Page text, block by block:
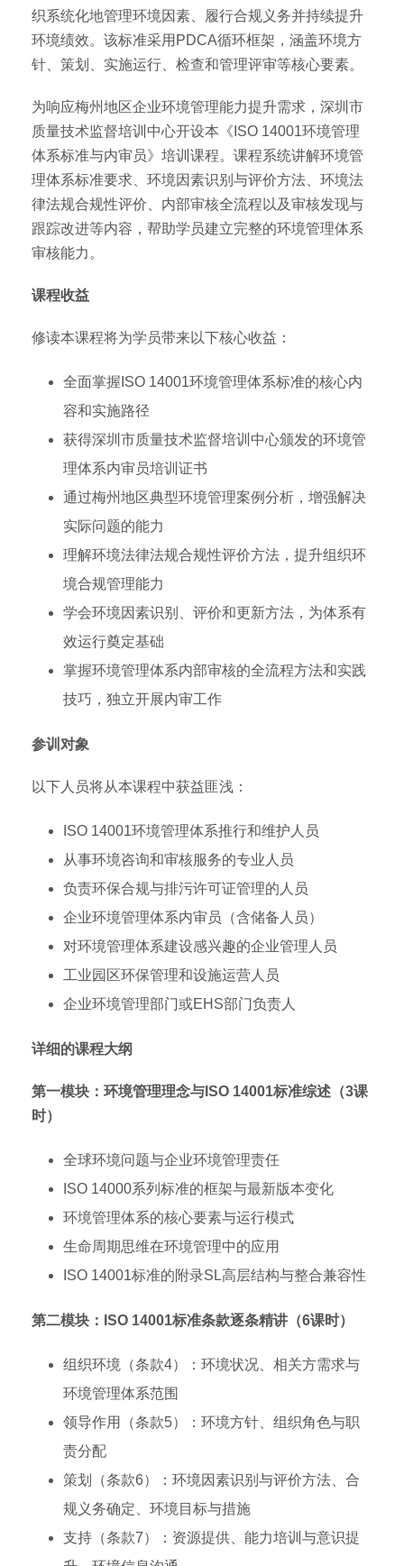
织系统化地管理环境因素、履行合规义务并持续提升
环境绩效。该标准采用PDCA循环框架，涵盖环境方
针、策划、实施运行、检查和管理评审等核心要素。
为响应梅州地区企业环境管理能力提升需求，深圳市
质量技术监督培训中心开设本《ISO 14001环境管理
体系标准与内审员》培训课程。课程系统讲解环境管
理体系标准要求、环境因素识别与评价方法、环境法
律法规合规性评价、内部审核全流程以及审核发现与
跟踪改进等内容，帮助学员建立完整的环境管理体系
审核能力。
课程收益
修读本课程将为学员带来以下核心收益：
全面掌握ISO 14001环境管理体系标准的核心内
容和实施路径
获得深圳市质量技术监督培训中心颁发的环境管
理体系内审员培训证书
通过梅州地区典型环境管理案例分析，增强解决
实际问题的能力
理解环境法律法规合规性评价方法，提升组织环
境合规管理能力
学会环境因素识别、评价和更新方法，为体系有
效运行奠定基础
掌握环境管理体系内部审核的全流程方法和实践
技巧，独立开展内审工作
参训对象
以下人员将从本课程中获益匪浅：
ISO 14001环境管理体系推行和维护人员
从事环境咨询和审核服务的专业人员
负责环保合规与排污许可证管理的人员
企业环境管理体系内审员（含储备人员）
对环境管理体系建设感兴趣的企业管理人员
工业园区环保管理和设施运营人员
企业环境管理部门或EHS部门负责人
详细的课程大纲
第一模块：环境管理理念与ISO 14001标准综述（3课
时）
全球环境问题与企业环境管理责任
ISO 14000系列标准的框架与最新版本变化
环境管理体系的核心要素与运行模式
生命周期思维在环境管理中的应用
ISO 14001标准的附录SL高层结构与整合兼容性
第二模块：ISO 14001标准条款逐条精讲（6课时）
组织环境（条款4）：环境状况、相关方需求与
环境管理体系范围
领导作用（条款5）：环境方针、组织角色与职
责分配
策划（条款6）：环境因素识别与评价方法、合
规义务确定、环境目标与措施
支持（条款7）：资源提供、能力培训与意识提